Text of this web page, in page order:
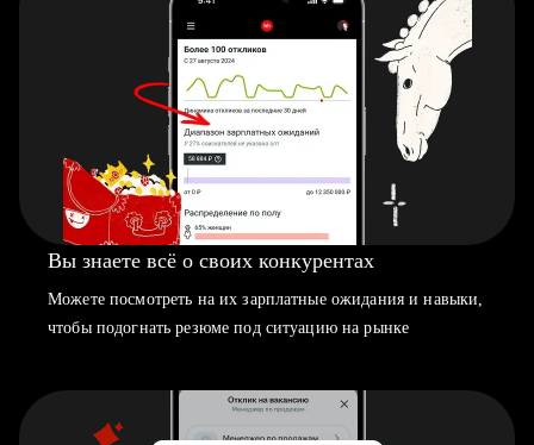
Вы знаете всё о своих конкурентах
Можете посмотреть на их зарплатные ожидания и навыки,
чтобы подогнать резюме под ситуацию на рынке